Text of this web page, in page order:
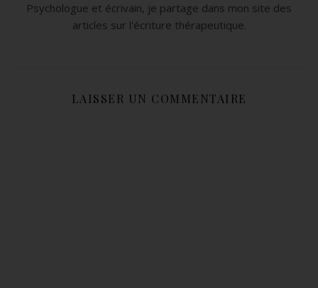
Psychologue et écrivain, je partage dans mon site des
articles sur l'écriture thérapeutique.
LAISSER UN COMMENTAIRE